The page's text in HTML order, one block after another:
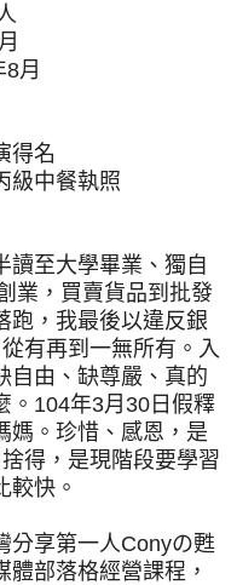
月
得名
級中餐執照
讀至大學畢業、獨自
業，買賣貨品到批發
跑，我最後以違反銀
有再到一無所有。入
自由、缺尊嚴、真的
。104年3月30日假釋
媽。珍惜、感恩，是
得，是現階段要學習
較快。
分享第一人Conyの甦
部落格經營課程，